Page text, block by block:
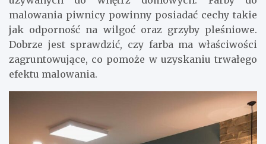
malowania piwnicy powinny posiadać cechy takie
jak odporność na wilgoć oraz grzyby pleśniowe.
Dobrze jest sprawdzić, czy farba ma właściwości
zagruntowujące, co pomoże w uzyskaniu trwałego
efektu malowania.